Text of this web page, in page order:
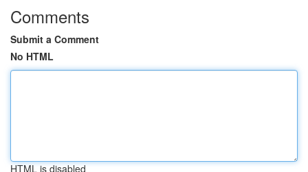
Comments
Submit a Comment
No HTML
HTML is disabled